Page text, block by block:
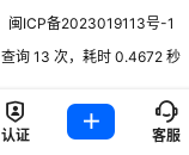
闽ICP备2023019113号-1
查询 13 次，耗时 0.4672 秒
认证 客服